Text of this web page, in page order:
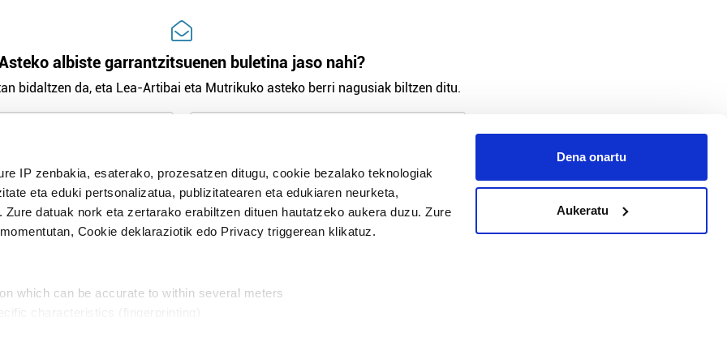
IP zenbakia, esaterako, prozesatzen ditugu, cookie bezalako teknologiak
eta eduki pertsonalizatua, publizitatearen eta edukiaren neurketa,
datuak nork eta zertarako erabiltzen dituen hautatzeko aukera duzu. Zure
Cookie deklaraziotik edo Privacy triggerean klikatuz.
which can be accurate to within several meters
Dena onartu
Aukeratu
albiste garrantzitsuenen buletina jaso nahi?
bidaltzen da, eta Lea-Artibai eta Mutrikuko asteko berri nagusiak biltzen ditu.
Harpidetu
modu librean kontatzea da gure eginkizuna. Horretarako zure ekarpena